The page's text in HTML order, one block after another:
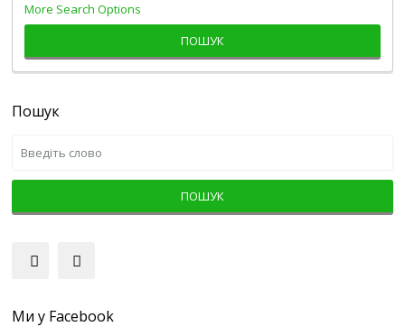
More Search Options
ПОШУК
Пошук
ПОШУК
Ми у Facebook